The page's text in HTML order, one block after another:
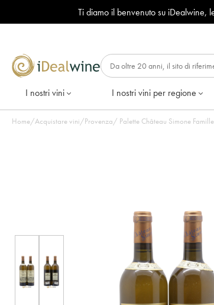
Ti diamo il benvenuto su iDealwine,
I nostri vini I nostri vini per regione
Home/Acquistare vini/Provenza/ Palette Château Simone